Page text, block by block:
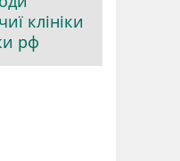
клініки
рф